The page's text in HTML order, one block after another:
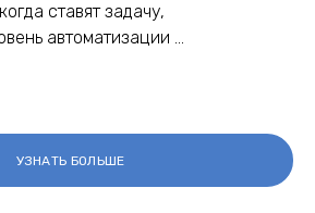
ставят задачу,
автоматизации ...
УЗНАТЬ БОЛЬШЕ